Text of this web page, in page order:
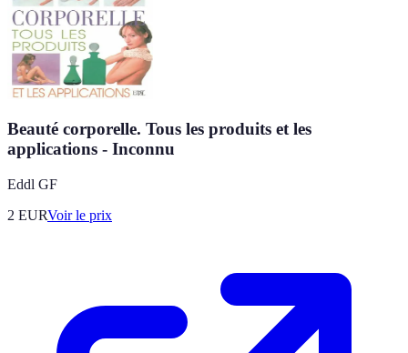
Beauté corporelle. Tous les produits et les
applications - Inconnu
Eddl GF
2 EURVoir le prix